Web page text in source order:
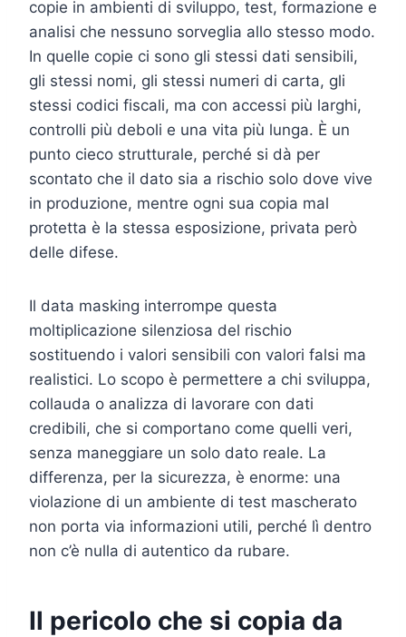
copie in ambienti di sviluppo, test, formazione e
analisi che nessuno sorveglia allo stesso modo.
In quelle copie ci sono gli stessi dati sensibili,
gli stessi nomi, gli stessi numeri di carta, gli
stessi codici fiscali, ma con accessi più larghi,
controlli più deboli e una vita più lunga. È un
punto cieco strutturale, perché si dà per
scontato che il dato sia a rischio solo dove vive
in produzione, mentre ogni sua copia mal
protetta è la stessa esposizione, privata però
delle difese.
Il data masking interrompe questa
moltiplicazione silenziosa del rischio
sostituendo i valori sensibili con valori falsi ma
realistici. Lo scopo è permettere a chi sviluppa,
collauda o analizza di lavorare con dati
credibili, che si comportano come quelli veri,
senza maneggiare un solo dato reale. La
differenza, per la sicurezza, è enorme: una
violazione di un ambiente di test mascherato
non porta via informazioni utili, perché lì dentro
non c’è nulla di autentico da rubare.
Il pericolo che si copia da